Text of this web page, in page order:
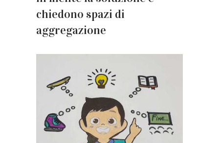
chiedono spazi di
aggregazione